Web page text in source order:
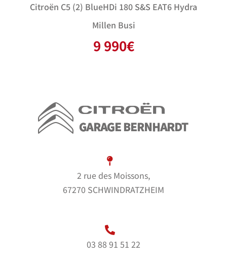
Citroën C5 (2) BlueHDi 180 S&S EAT6 Hydra
Millen Busi
9 990€
2 rue des Moissons,
67270 SCHWINDRATZHEIM
03 88 91 51 22